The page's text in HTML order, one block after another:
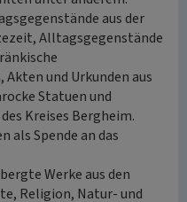
aus der
Alltagsgegenstände
und Urkunden aus
Statuen und
Kreises Bergheim.
als Spende an das
Werke aus den
Religion, Natur- und